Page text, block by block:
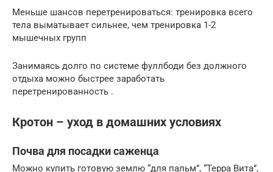
Меньше шансов перетренироваться: тренировка всего
тела выматывает сильнее, чем тренировка 1-2
мышечных групп
Занимаясь долго по системе фуллбоди без должного
отдыха можно быстрее заработать
перетренированность .
Кротон – уход в домашних условиях
Почва для посадки саженца
Можно купить готовую землю “для пальм”, “Терра Вита”,